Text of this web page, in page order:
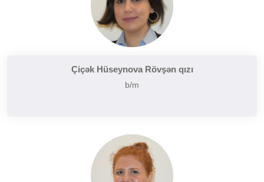
Çiçək Hüseynova Rövşən qızı
b/m